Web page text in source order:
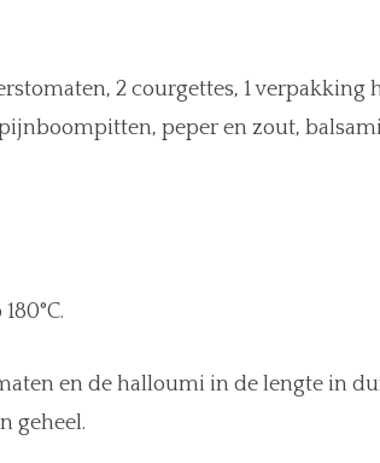
2 courgettes, 1 verpakking
peper en zout,
en de halloumi in de lengte in
geheel.